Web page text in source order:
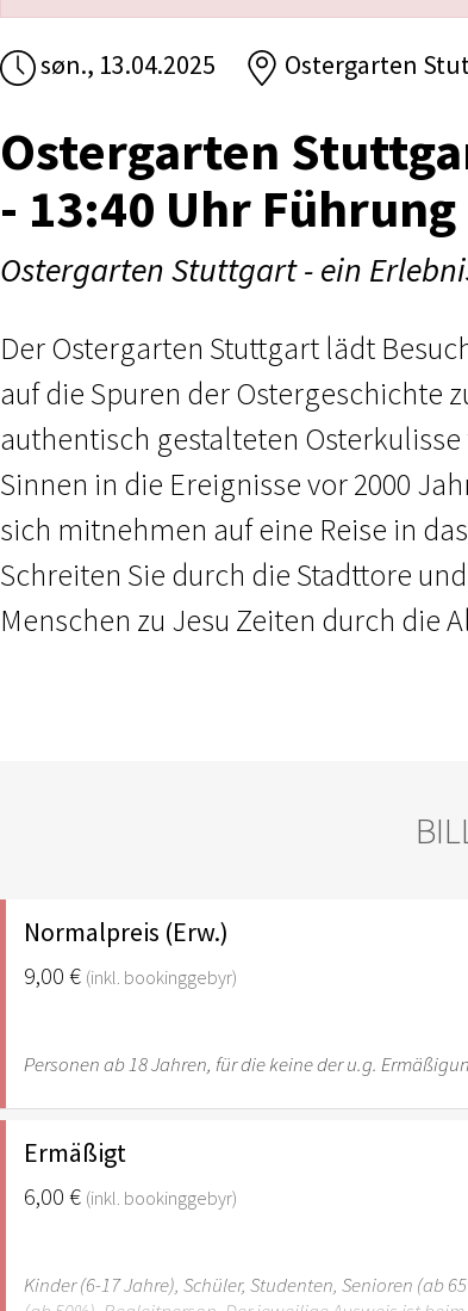
søn., 13.04.2025 Ostergarten
Ostergarten
- 13:40 Uhr Führung
Ostergarten Stuttgart - ein
Der Ostergarten Stuttgart lädt
auf die Spuren der Ostergeschichte
authentisch gestalteten
Sinnen in die Ereignisse vor 2000
sich mitnehmen auf eine Reise in
Schreiten Sie durch die Stadttore
Menschen zu Jesu Zeiten durch die
Normalpreis (Erw.)
9,00 € (inkl. bookinggebyr)
Personen ab 18 Jahren, für die keine der u.g.
Ermäßigt
6,00 € (inkl. bookinggebyr)
Kinder (6-17 Jahre), Schüler, Studenten, Senioren (ab